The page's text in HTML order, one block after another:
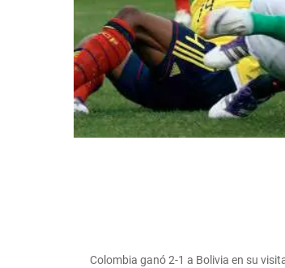
Colombia ganó 2-1 a Bolivia en su